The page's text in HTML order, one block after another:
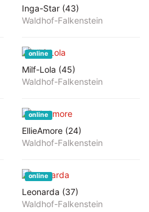
Inga-Star (43)
Waldhof-Falkenstein
online
Milf-Lola (45)
Waldhof-Falkenstein
online
EllieAmore (24)
Waldhof-Falkenstein
online
Leonarda (37)
Waldhof-Falkenstein